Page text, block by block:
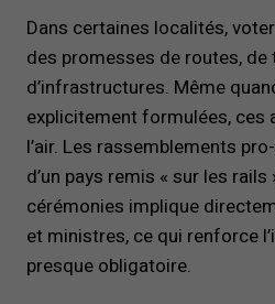
Dans certaines localités,
des promesses de routes, de
d’infrastructures. Même
explicitement formulées,
l’air. Les rassemblements
d’un pays remis « sur les
cérémonies implique
et ministres, ce qui renforce
presque obligatoire.